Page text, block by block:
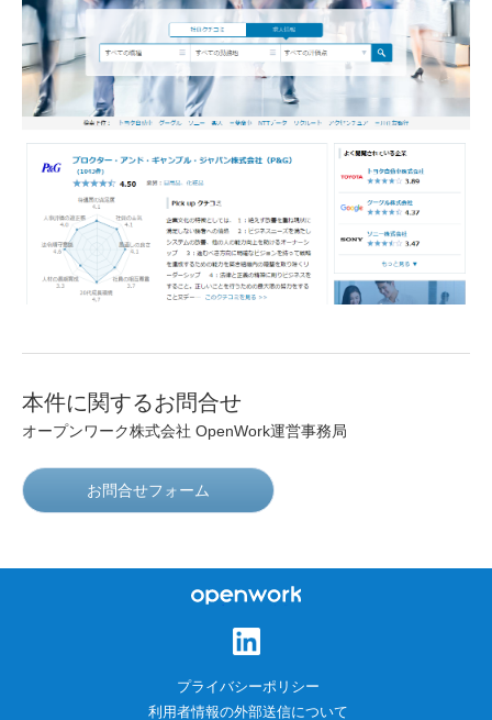
本件に関するお問合せ
オープンワーク株式会社 OpenWork運営事務局
お問合せフォーム
プライバシーポリシー
利用者情報の外部送信について